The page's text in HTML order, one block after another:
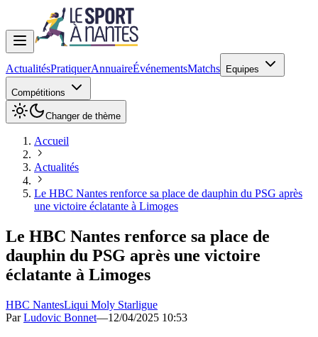
ActualitésPratiquerAnnuaireÉvénementsMatchs Equipes
Compétitions
Changer de thème
Accueil
Actualités
Le HBC Nantes renforce sa place de dauphin du PSG après
une victoire éclatante à Limoges
Le HBC Nantes renforce sa place de
dauphin du PSG après une victoire
éclatante à Limoges
HBC NantesLiqui Moly Starligue
ParLudovic Bonnet—12/04/2025 10:53